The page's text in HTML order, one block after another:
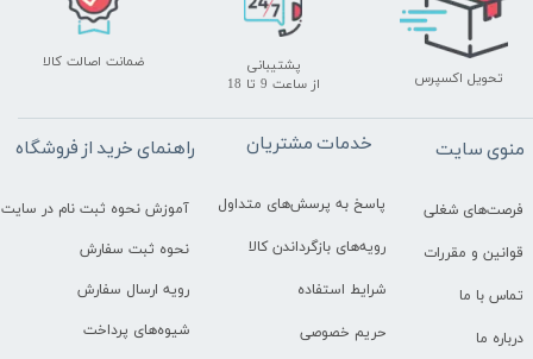
تحویل اکسپرس
پشتیبانی
​​​​​​​از ساعت 9 تا 18
ضمانت اصالت کالا
راهنمای خرید از فروشگاه
آموزش نحوه ثبت نام در سایت
نحوه ثبت سفارش
رویه ارسال سفارش
شیوه‌های پرداخت
خدمات مشتریان
پاسخ به پرسش‌های متداول
رویه‌های بازگرداندن کالا
شرایط استفاده
حریم خصوصی
منوی سایت
فرصت‌های شغلی
قوانین و مقررات
تماس با ما
درباره ما